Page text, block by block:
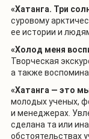
«Хатанга. Три
суровому
ее истории и
«Холод меня
Творческая
а также
«Хатанга — это
молодых ученых,
и менеджерах.
сделана та или
обстоятельствах